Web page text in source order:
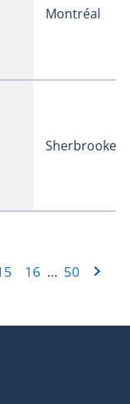
Montréal
Sherbrooke
16 … 50